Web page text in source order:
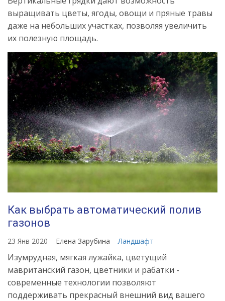
выращивать цветы, ягоды, овощи и пряные травы
даже на небольших участках, позволяя увеличить
их полезную площадь.
Как выбрать автоматический полив
газонов
23 Янв 2020 Елена Зарубина Ландшафт
Изумрудная, мягкая лужайка, цветущий
мавританский газон, цветники и рабатки -
современные технологии позволяют
поддерживать прекрасный внешний вид вашего